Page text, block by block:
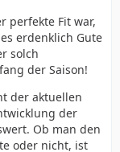
perfekte Fit war,
erdenklich Gute
solch
der Saison!
der aktuellen
der
Ob man den
oder nicht, ist